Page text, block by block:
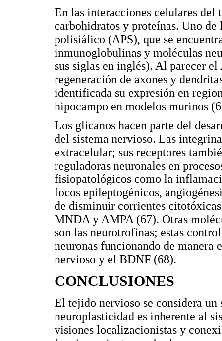
En las interacciones celulares del
carbohidratos y proteínas. Uno
polisiálico (APS), que se
inmunoglobulinas y moléculas
sus siglas en inglés). Al parecer
regeneración de axones y
identificada su expresión en
hipocampo en modelos murinos
Los glicanos hacen parte del
del sistema nervioso. Las
extracelular; sus receptores
reguladoras neuronales en
fisiopatológicos como la
focos epileptogénicos,
de disminuir corrientes
MNDA y AMPA (67). Otras
son las neurotrofinas; estas
neuronas funcionando de manera
nervioso y el BDNF (68).
CONCLUSIONES
El tejido nervioso se considera
neuroplasticidad es inherente al
visiones localizacionistas y